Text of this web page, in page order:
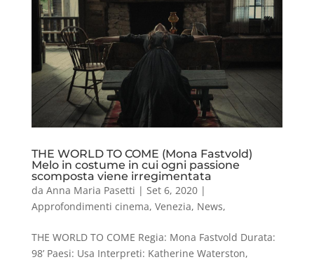
THE WORLD TO COME (Mona Fastvold)
Melo in costume in cui ogni passione
scomposta viene irregimentata
da Anna Maria Pasetti | Set 6, 2020|
Approfondimenti cinema, Venezia, News,
THE WORLD TO COME Regia: Mona Fastvold Durata:
98’ Paesi: Usa Interpreti: Katherine Waterston,